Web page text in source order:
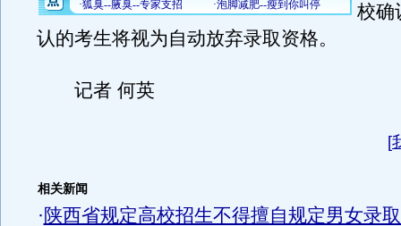
校确
认的考生将视为自动放弃录取资格。
记者 何英
[
相关新闻
·陕西省规定高校招生不得擅自规定男女录